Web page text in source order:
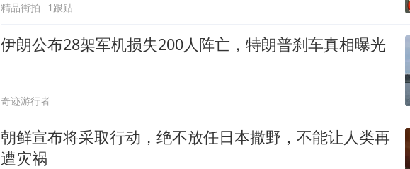
精品街拍 1跟贴
伊朗公布28架军机损失200人阵亡，特朗普刹车真相曝光
奇迹游行者
朝鲜宣布将采取行动，绝不放任日本撒野，不能让人类再
遭灾祸